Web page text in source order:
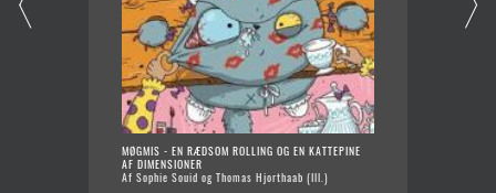
MØGMIS - EN RÆDSOM ROLLING OG EN KATTEPINE
AF DIMENSIONER
Af Sophie Souid og Thomas Hjorthaab (Ill.)